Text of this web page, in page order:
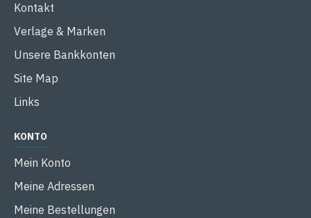
Kontakt
Verlage & Marken
Unsere Bankkonten
Site Map
Links
KONTO
Mein Konto
Meine Adressen
Meine Bestellungen